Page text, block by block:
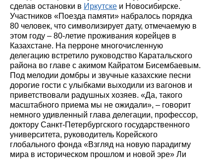
сделав остановки в Иркутске и Новосибирске.
Участников «Поезда памяти» набралось порядка
80 человек, что символизирует дату, отмечаемую в
этом году – 80-летие проживания корейцев в
Казахстане. На перроне многочисленную
делегацию встретило руководство Каратальского
района во главе с акимом Кайратом Бисембаевым.
Под мелодии домбры и звучные казахские песни
дорогие гости с улыбками выходили из вагонов и
приветствовали радушных хозяев. «Да, такого
масштабного приема мы не ожидали», – говорит
немного удивленный глава делегации, профессор,
доктору Санкт-Петербургского государственного
университета, руководитель Корейского
глобального фонда «Взгляд на новую парадигму
мира в историческом прошлом и новой эре» Ли